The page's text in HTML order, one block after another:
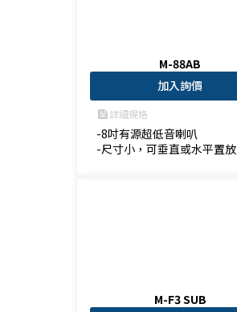
M-88AB
加入詢價
feed詳細規格
-8吋有源超低音喇叭
-尺寸小，可垂直或水平置放
M-F3 SUB